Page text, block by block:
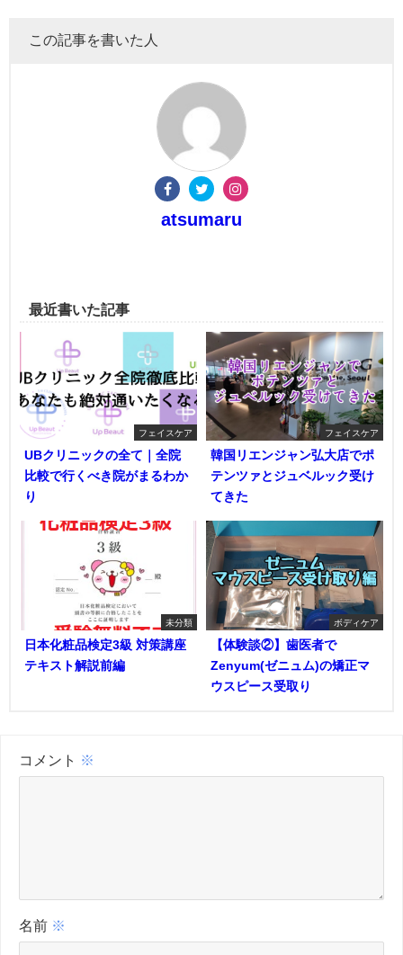
この記事を書いた人
atsumaru
最近書いた記事
フェイスケア
UBクリニックの全て｜全院
比較で行くべき院がまるわか
り
フェイスケア
韓国リエンジャン弘大店でポ
テンツァとジュベルック受け
てきた
未分類
日本化粧品検定3級 対策講座
テキスト解説前編
ボディケア
【体験談②】歯医者で
Zenyum(ゼニュム)の矯正マ
ウスピース受取り
コメント ※
名前 ※